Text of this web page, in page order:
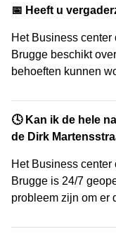
📅 Heeft u
Het Business
Brugge beschikt
behoeften kunnen
🕓 Kan ik de hele
de Dirk
Het Business
Brugge is 24/7
probleem zijn om er